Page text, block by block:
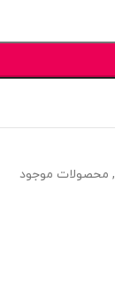
, محصولات موجود